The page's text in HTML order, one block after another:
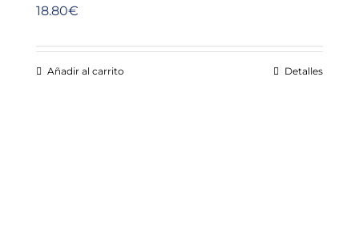
18.80€
Añadir al carrito Detalles